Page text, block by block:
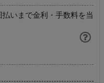
いまで金利・手数料を当